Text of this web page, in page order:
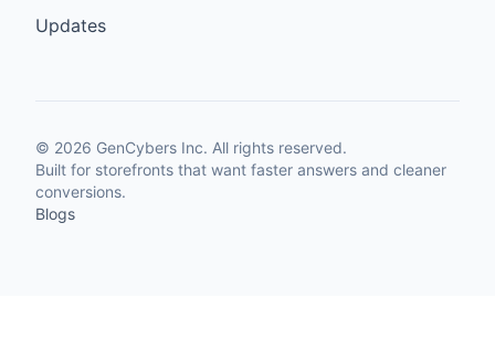
Updates
© 2026 GenCybers Inc. All rights reserved.
Built for storefronts that want faster answers and cleaner
conversions.
Blogs